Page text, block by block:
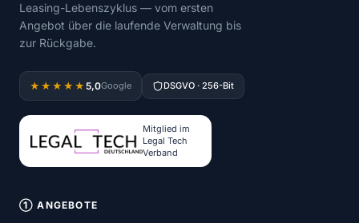
Leasing-Lebenszyklus — vom ersten
Angebot über die laufende Verwaltung bis
zur Rückgabe.
★★★★★ 5,0Google DSGVO · 256-Bit
Mitglied im
Legal Tech
Verband
① ANGEBOTE